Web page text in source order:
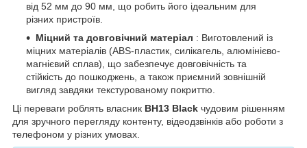
від 52 мм до 90 мм, що робить його ідеальним для
різних пристроїв.
Міцний та довговічний матеріал : Виготовлений із
міцних матеріалів (ABS-пластик, силікагель, алюмінієво-
магнієвий сплав), що забезпечує довговічність та
стійкість до пошкоджень, а також приємний зовнішній
вигляд завдяки текстурованому покриттю.
Ці переваги роблять власник BH13 Black чудовим рішенням
для зручного перегляду контенту, відеодзвінків або роботи з
телефоном у різних умовах.